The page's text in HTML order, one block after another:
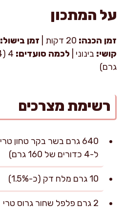
על המתכון
זמן הכנה: זמן בישול:
קושי: בינוני | לכמה סועדים:
גרם)
רשימת מצרכים
ל-4 כדורים של 160 גרם)
10 גרם מלח דק (כ-1.5%)
2 גרם פלפל שחור גרוס טרי